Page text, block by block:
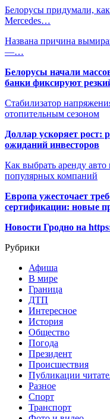
Белорусы придумали,
Mercedes…
Названа причина
—…
Белорусы начали
банки фиксируют
Стабилизатор
отопительным сезоном
Доллар ускоряет рост:
ожиданий инвесторов
Как выбрать аренду
популярных компаний
Европа ужесточает
сертификации: новые
Новости Гродно на
Рубрики
Афиша
В мире
Граница
ДТП
Интересное
История
Общество
Погода
Президент
Происшествия
Публикации
Разное
Спорт
Транспорт